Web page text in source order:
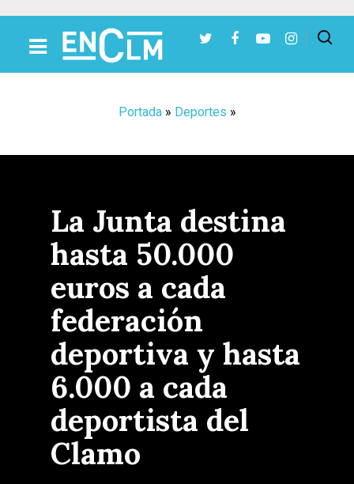
Portada» Deportes »
La Junta destina
hasta 50.000
euros a cada
federación
deportiva y hasta
6.000 a cada
deportista del
Clamo